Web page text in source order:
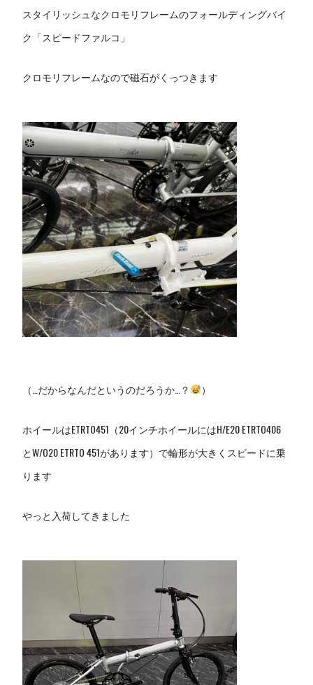
スタイリッシュなクロモリフレームのフォールディングバイ
ク「スピードファルコ」
クロモリフレームなので磁石がくっつきます
（…だからなんだというのだろうか…？ ）
ホイールはETRTO451（20インチホイールにはH/E20 ETRTO406
とW/O20 ETRTO 451があります）で輪形が大きくスピードに乗
ります
やっと入荷してきました